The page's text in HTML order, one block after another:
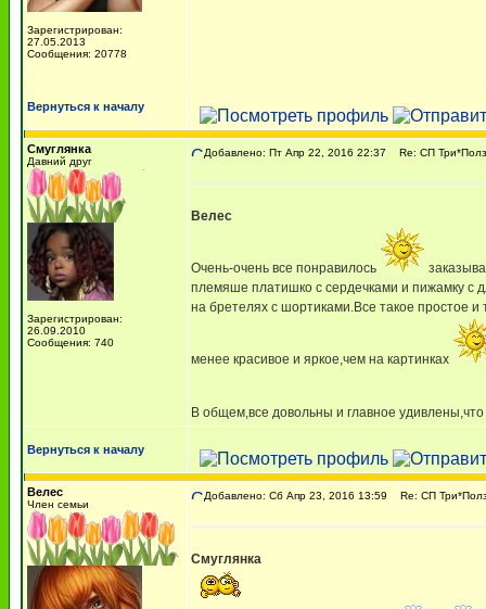
Зарегистрирован:
27.05.2013
Сообщения: 20778
Вернуться к началу
Смуглянка
Давний друг
Зарегистрирован:
26.09.2010
Сообщения: 740
Добавлено: Пт Апр 22, 2016 22:37 Re: СП
Велес
Очень-очень все понравилось
племяше платишко с сердечками и пижамку с
на бретелях с шортиками.Все такое простое и
менее красивое и яркое,чем на картинках
В общем,все довольны и главное
Вернуться к началу
Велес
Член семьи
Добавлено: Сб Апр 23, 2016 13:59 Re: СП
Смуглянка